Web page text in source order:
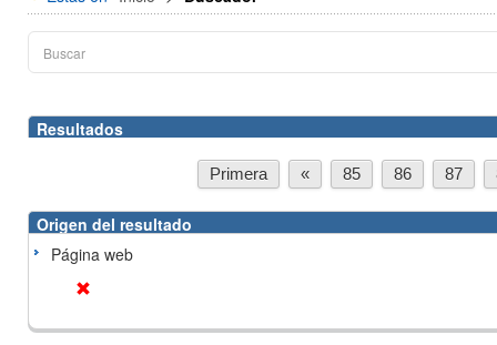
Resultados
Primera « 85 86 87
Origen del resultado
Página web